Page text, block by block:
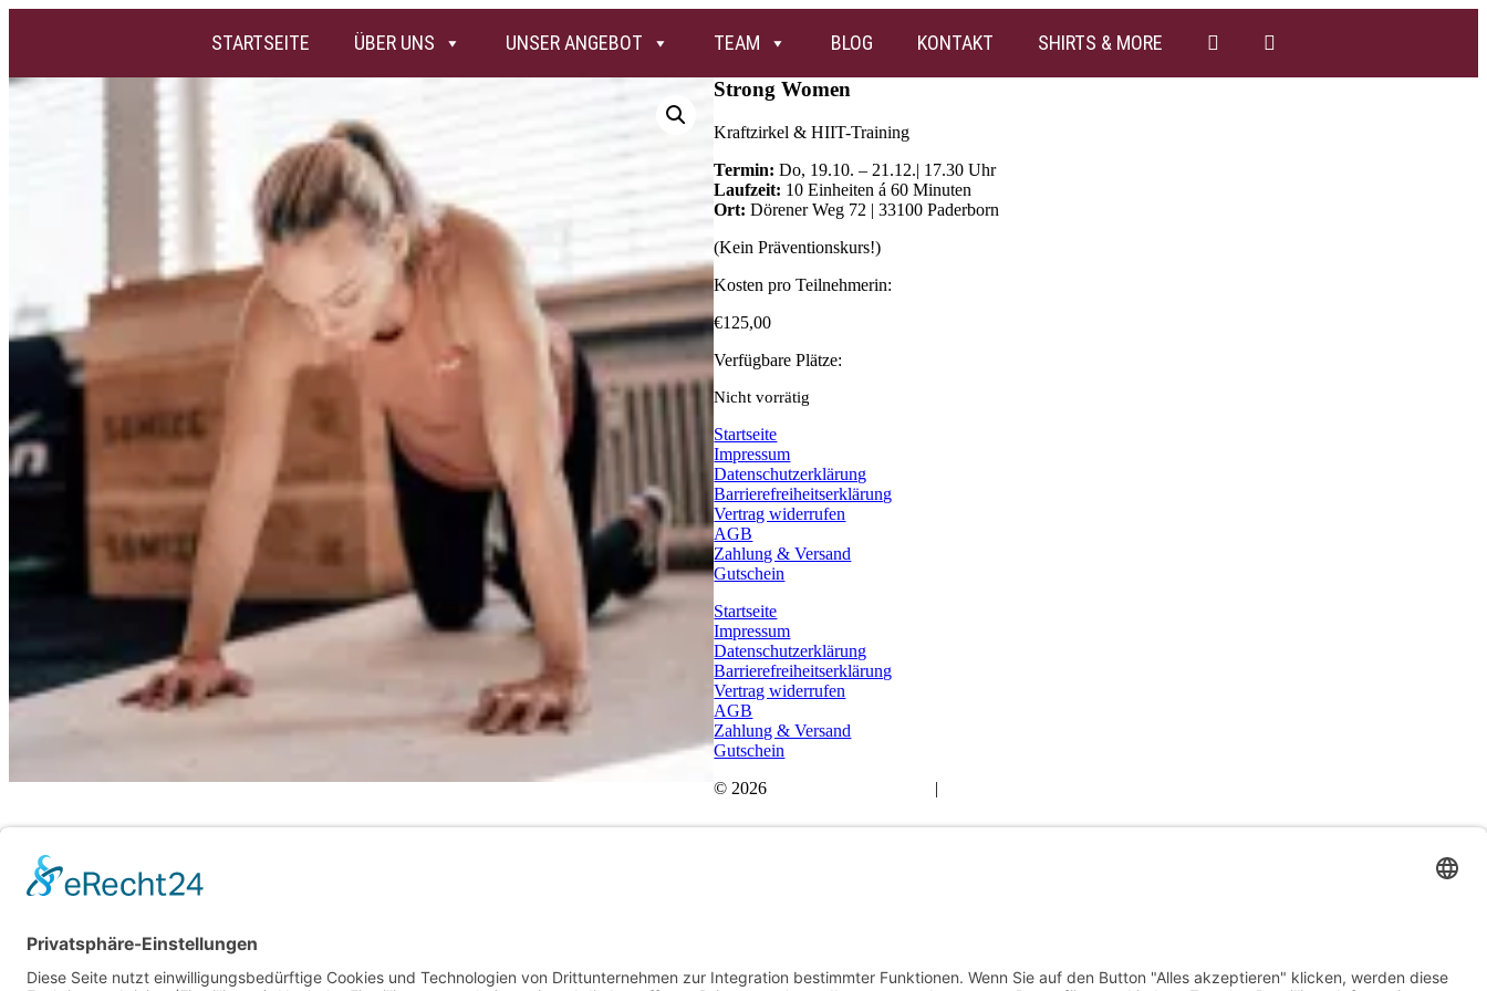
STARTSEITE ÜBER UNS UNSER ANGEBOT TEAM BLOG KONTAKT
SHIRTS & MORE
Strong Women
Kraftzirkel & HIIT-Training
Termin: Do, 19.10. – 21.12.| 17.30 Uhr
Laufzeit: 10 Einheiten á 60 Minuten
Ort:Dörener Weg 72 | 33100 Paderborn
(Kein Präventionskurs!)
Kosten pro Teilnehmerin:
€125,00
Verfügbare Plätze:
Nicht vorrätig
Startseite
Impressum
Datenschutzerklärung
Barrierefreiheitserklärung
Vertrag widerrufen
AGB
Zahlung & Versand
Gutschein
Startseite
Impressum
Datenschutzerklärung
Barrierefreiheitserklärung
Vertrag widerrufen
AGB
Zahlung & Versand
Gutschein
© 2026
|